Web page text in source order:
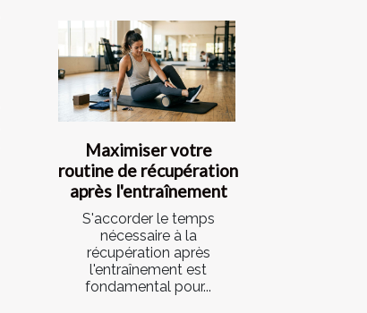
Maximiser votre
routine de récupération
après l'entraînement
S'accorder le temps
nécessaire à la
récupération après
l'entraînement est
fondamental pour...